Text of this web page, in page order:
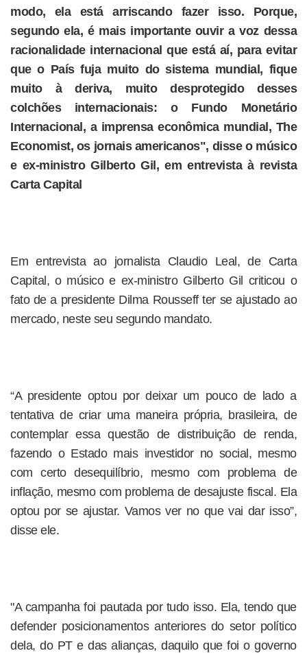
modo, ela está arriscando fazer isso. Porque,
segundo ela, é mais importante ouvir a voz dessa
racionalidade internacional que está aí, para evitar
que o País fuja muito do sistema mundial, fique
muito à deriva, muito desprotegido desses
colchões internacionais: o Fundo Monetário
Internacional, a imprensa econômica mundial, The
Economist, os jornais americanos", disse o músico
e ex-ministro Gilberto Gil, em entrevista à revista
Carta Capital
Em entrevista ao jornalista Claudio Leal, de Carta
Capital, o músico e ex-ministro Gilberto Gil criticou o
fato de a presidente Dilma Rousseff ter se ajustado ao
mercado, neste seu segundo mandato.
“A presidente optou por deixar um pouco de lado a
tentativa de criar uma maneira própria, brasileira, de
contemplar essa questão de distribuição de renda,
fazendo o Estado mais investidor no social, mesmo
com certo desequilíbrio, mesmo com problema de
inflação, mesmo com problema de desajuste fiscal. Ela
optou por se ajustar. Vamos ver no que vai dar isso”,
disse ele.
"A campanha foi pautada por tudo isso. Ela, tendo que
defender posicionamentos anteriores do setor político
dela, do PT e das alianças, daquilo que foi o governo